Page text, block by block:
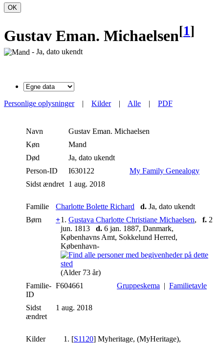
OK
Gustav Eman. Michaelsen[1]
- Ja, dato ukendt
Personlige oplysninger| Kilder| Alle | PDF
Navn Gustav Eman. Michaelsen
Køn
Mand
Død
Ja, dato ukendt
Person-ID
I630122
My Family Genealogy
Sidst ændret 1 aug. 2018
Familie Charlotte Bolette Richard d. Ja, dato ukendt
Børn
+1. Gustava Charlotte Christiane Michaelsen, f. 2
jun. 1813 d. 6 jan. 1887, Danmark,
Københavns Amt, Sokkelund Herred,
København-
(Alder 73 år)
Familie-
ID
F604661 Gruppeskema | Familietavle
Sidst
ændret
1 aug. 2018
Kilder [S1120] Myheritage, (MyHeritage),